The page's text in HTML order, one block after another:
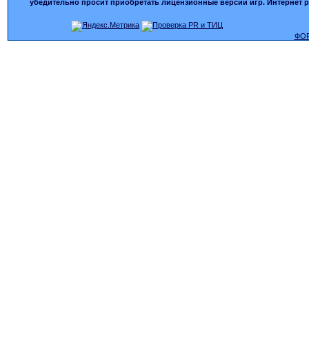
убедительно просит приобретать лицензионные версии игр.